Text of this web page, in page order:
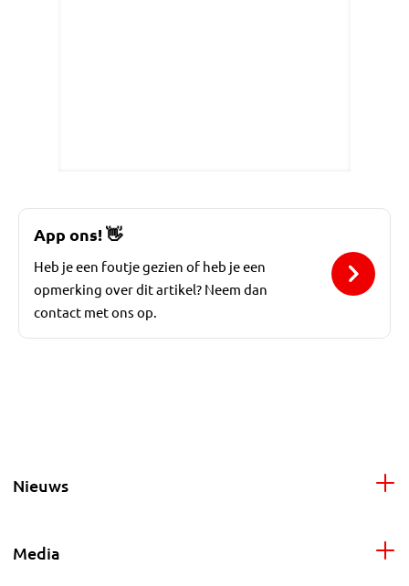
App ons!👋
Heb je een foutje gezien of heb je een
opmerking over dit artikel? Neem dan
contact met ons op.
Nieuws
Media